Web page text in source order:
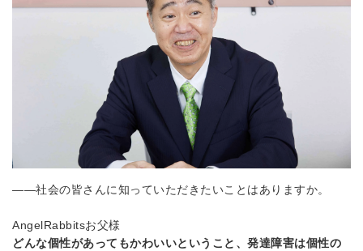
――社会の皆さんに知っていただきたいことはありますか。
AngelRabbitsお父様
どんな個性があってもかわいいということ、発達障害は個性の